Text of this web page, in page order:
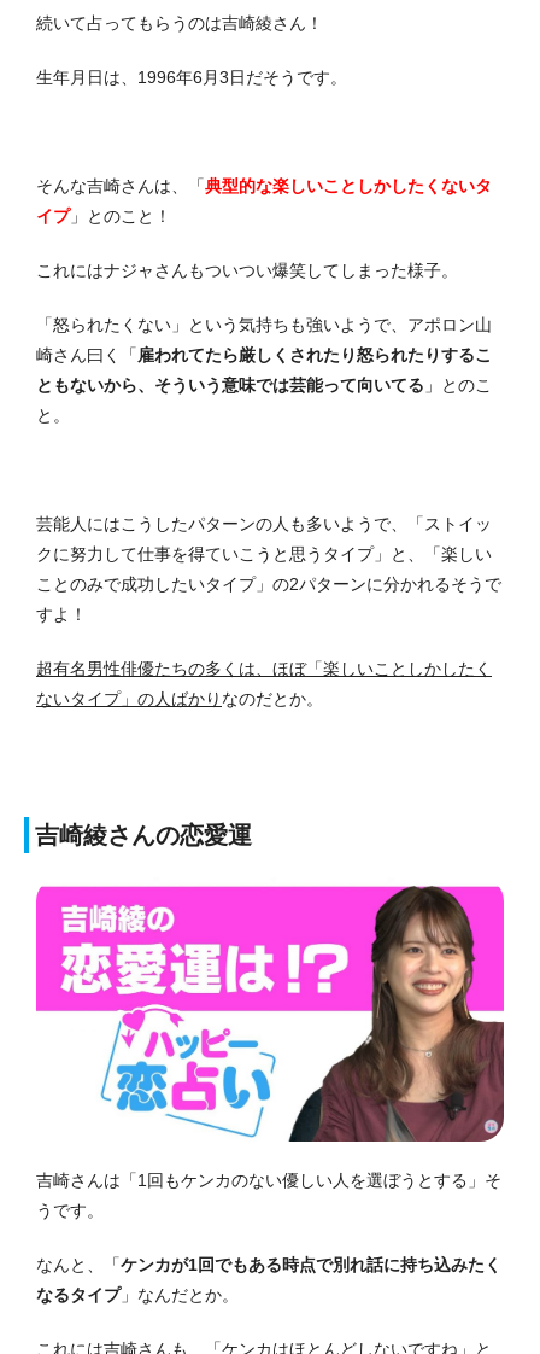
続いて占ってもらうのは吉崎綾さん！
生年月日は、1996年6月3日だそうです。
そんな吉崎さんは、「典型的な楽しいことしかしたくないタ
イプ」とのこと！
これにはナジャさんもついつい爆笑してしまった様子。
「怒られたくない」という気持ちも強いようで、アポロン山
崎さん曰く「 雇われてたら厳しくされたり怒られたりするこ
ともないから、そういう意味では芸能って向いてる 」とのこ
と。
芸能人にはこうしたパターンの人も多いようで、「ストイッ
クに努力して仕事を得ていこうと思うタイプ」と、「楽しい
ことのみで成功したいタイプ」の2パターンに分かれるそうで
すよ！
超有名男性俳優たちの多くは、ほぼ「楽しいことしかしたく
ないタイプ」の人ばかり なのだとか。
吉崎綾さんの恋愛運
吉崎さんは「1回もケンカのない優しい人を選ぼうとする」そ
うです。
なんと、「ケンカが1回でもある時点で別れ話に持ち込みたく
なるタイプ」なんだとか。
これには吉崎さんも、「ケンカはほとんどしないですね」と